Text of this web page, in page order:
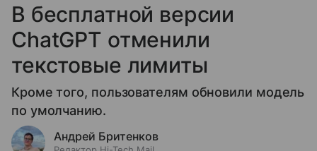
В бесплатной версии
ChatGPT отменили
текстовые лимиты
Кроме того, пользователям обновили модель
по умолчанию.
Андрей Бритенков